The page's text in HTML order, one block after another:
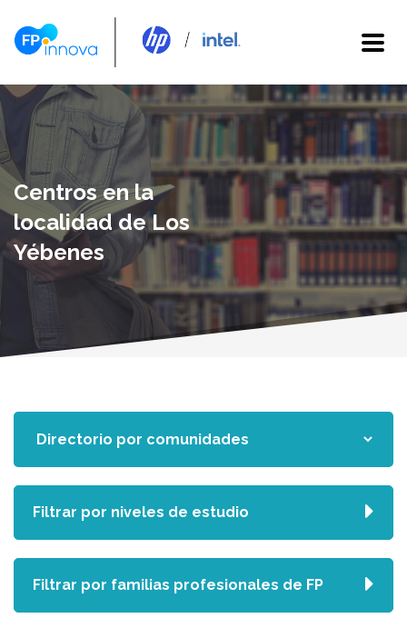
Centros en la
localidad de Los
Yébenes
Filtrar por niveles de estudio
Filtrar por familias profesionales de FP